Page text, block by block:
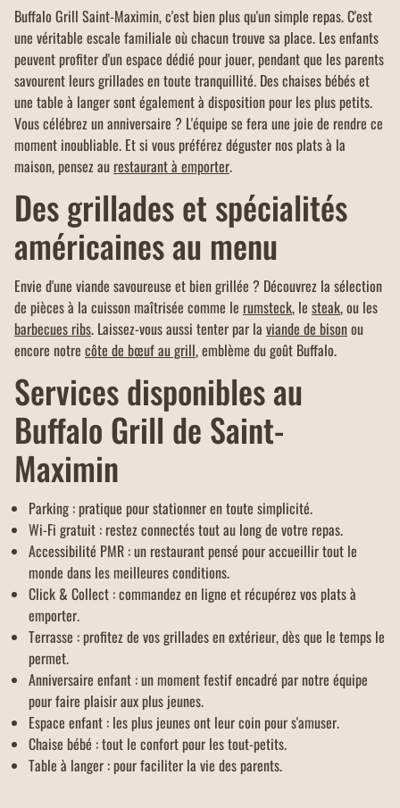
Buffalo Grill Saint-Maximin, c'est bien plus qu'un simple repas. C'est
une véritable escale familiale où chacun trouve sa place. Les enfants
peuvent profiter d'un espace dédié pour jouer, pendant que les parents
savourent leurs grillades en toute tranquillité. Des chaises bébés et
une table à langer sont également à disposition pour les plus petits.
Vous célébrez un anniversaire ? L'équipe se fera une joie de rendre ce
moment inoubliable. Et si vous préférez déguster nos plats à la
maison, pensez au restaurant à emporter.
Des grillades et spécialités
américaines au menu
Envie d'une viande savoureuse et bien grillée ? Découvrez la sélection
de pièces à la cuisson maîtrisée comme le rumsteck, le steak, ou les
barbecues ribs. Laissez-vous aussi tenter par la viande de bisonou
encore notre côte de bœuf au grill, emblème du goût Buffalo.
Services disponibles au
Buffalo Grill de Saint-
Maximin
Parking : pratique pour stationner en toute simplicité.
Wi-Fi gratuit : restez connectés tout au long de votre repas.
Accessibilité PMR : un restaurant pensé pour accueillir tout le
monde dans les meilleures conditions.
Click & Collect : commandez en ligne et récupérez vos plats à
emporter.
Terrasse : profitez de vos grillades en extérieur, dès que le temps le
permet.
Anniversaire enfant : un moment festif encadré par notre équipe
pour faire plaisir aux plus jeunes.
Espace enfant : les plus jeunes ont leur coin pour s'amuser.
Chaise bébé : tout le confort pour les tout-petits.
Table à langer : pour faciliter la vie des parents.